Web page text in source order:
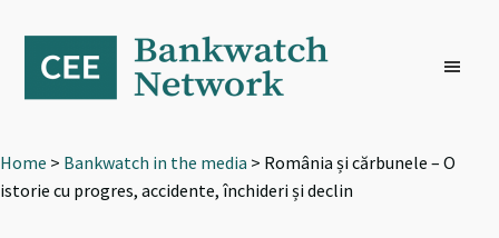
primary
navigation
content
footer
Home > Bankwatch in the media > România și cărbunele – O
istorie cu progres, accidente, închideri și declin